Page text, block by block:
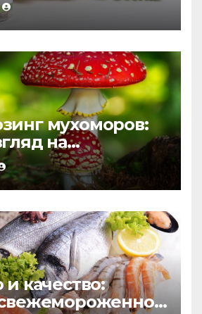
усталости
мухоморов:
на
и качество: